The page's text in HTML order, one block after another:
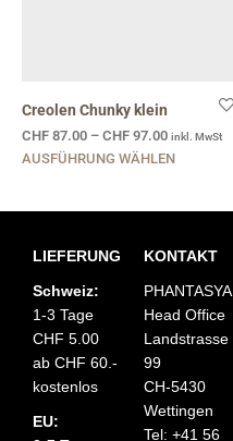
Creolen Chunky klein
CHF 87.00 – CHF 97.00 inkl. MwSt
AUSFÜHRUNG WÄHLEN
LIEFERUNG
Schweiz:
1-3 Tage
CHF 5.00
ab CHF 60.-
kostenlos
EU:
KONTAKT
PHANTASYA
Head Office
Landstrasse
99
CH-5430
Wettingen
Tel: +41 56